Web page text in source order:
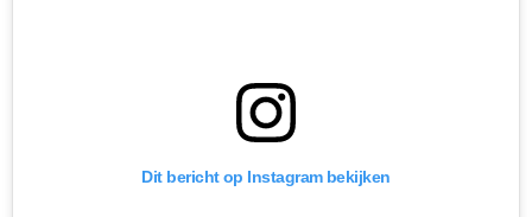
Dit bericht op Instagram bekijken